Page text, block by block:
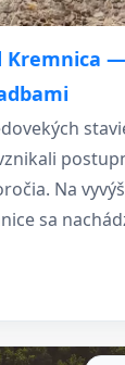
Kremnica
Na
sa